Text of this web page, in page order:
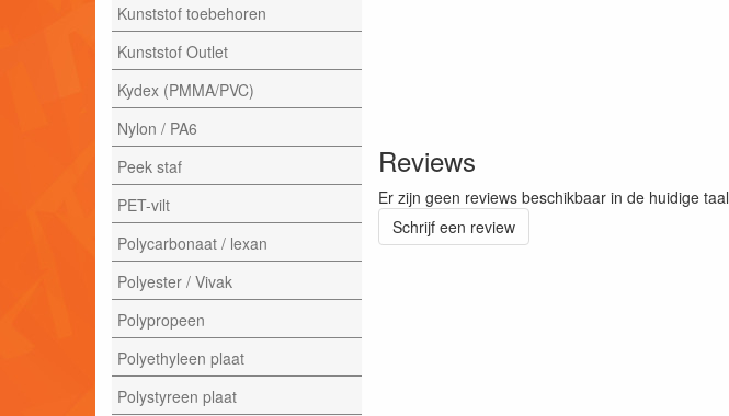
Kunststof toebehoren
Kunststof Outlet
Kydex (PMMA/PVC)
Nylon / PA6
Peek staf
PET-vilt
Polycarbonaat / lexan
Polyester / Vivak
Polypropeen
Polyethyleen plaat
Polystyreen plaat
Reviews
Er zijn geen reviews beschikbaar in de huidige taal
Schrijf een review